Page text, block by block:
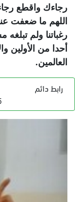
رجاءك واقطع
اللهم ما ضعفت
رغباتنا ولم
أحدا من الأولين
العالمين.
رابط دائم